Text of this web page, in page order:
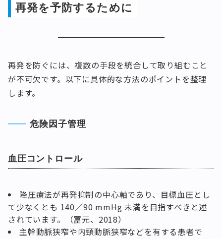
再発を予防するために
再発を防ぐには、複数の手段を統合して取り組むこと
が不可欠です。以下に具体的な方法のポイントを整理
します。
危険因子管理
血圧コントロール
降圧療法が再発抑制の中心軸であり、目標血圧とし
て少なくとも 140／90 mmHg 未満を目指すべきと述
されています。（冨元、2018）
主幹動脈狭窄や内頸動脈狭窄などを有する患者で